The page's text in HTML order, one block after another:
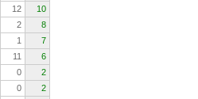
12
10
2
8
1
7
11
6
0
2
0
2